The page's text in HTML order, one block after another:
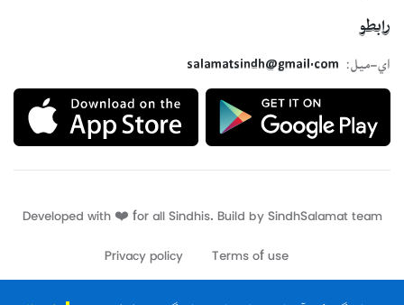
رابطو
اي-ميل:
salamatsindh@gmail.com
Developed with ❤️ for all Sindhis. Build by
Terms of use